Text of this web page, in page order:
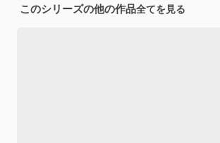
このシリーズの他の作品全てを見る